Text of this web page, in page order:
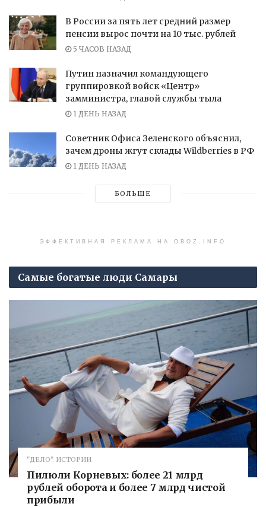
В России за пять лет средний размер
пенсии вырос почти на 10 тыс. рублей
5 ЧАСОВ НАЗАД
Путин назначил командующего
группировкой войск «Центр»
замминистра, главой службы тыла
1 ДЕНЬ НАЗАД
Советник Офиса Зеленского объяснил,
зачем дроны жгут склады Wildberries в РФ
1 ДЕНЬ НАЗАД
БОЛЬШЕ
ЭФФЕКТИВНАЯ РЕКЛАМА НА OBOZ.INFO
Самые богатые люди Самары
"ДЕЛО". ИСТОРИИ
Пилюли Корневых: более 21 млрд
рублей оборота и более 7 млрд чистой
прибыли